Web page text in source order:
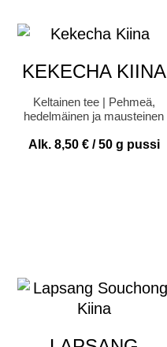
KEKECHA KIINA
Keltainen tee | Pehmeä,
hedelmäinen ja mausteinen
Alk. 8,50 €/ 50 g pussi